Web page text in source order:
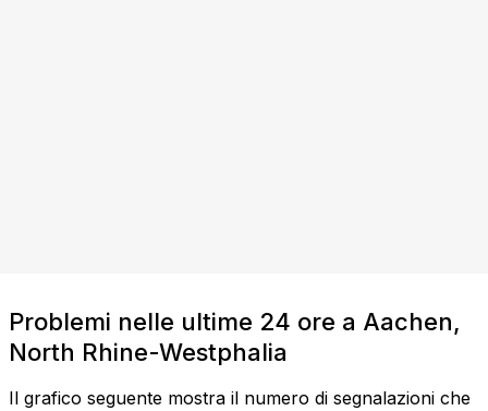
Problemi nelle ultime 24 ore a Aachen,
North Rhine-Westphalia
Il grafico seguente mostra il numero di segnalazioni che